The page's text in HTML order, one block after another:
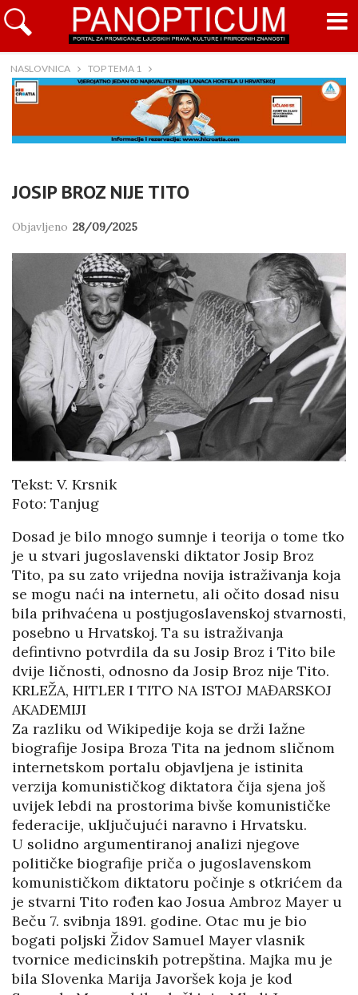
NASLOVNICA TOP TEMA 1
JOSIP BROZ NIJE TITO
Objavljeno 28/09/2025
Tekst: V. Krsnik
Foto: Tanjug
Dosad je bilo mnogo sumnje i teorija o tome tko
je u stvari jugoslavenski diktator Josip Broz
Tito, pa su zato vrijedna novija istraživanja koja
se mogu naći na internetu, ali očito dosad nisu
bila prihvaćena u postjugoslavenskoj stvarnosti,
posebno u Hrvatskoj. Ta su istraživanja
defintivno potvrdila da su Josip Broz i Tito bile
dvije ličnosti, odnosno da Josip Broz nije Tito.
KRLEŽA, HITLER I TITO NA ISTOJ MAĐARSKOJ
AKADEMIJI
Za razliku od Wikipedije koja se drži lažne
biografije Josipa Broza Tita na jednom sličnom
internetskom portalu objavljena je istinita
verzija komunističkog diktatora čija sjena još
uvijek lebdi na prostorima bivše komunističke
federacije, uključujući naravno i Hrvatsku.
U solidno argumentiranoj analizi njegove
političke biografije priča o jugoslavenskom
komunističkom diktatoru počinje s otkrićem da
je stvarni Tito rođen kao Josua Ambroz Mayer u
Beču 7. svibnja 1891. godine. Otac mu je bio
bogati poljski Židov Samuel Mayer vlasnik
tvornice medicinskih potrepština. Majka mu je
bila Slovenka Marija Javoršek koja je kod